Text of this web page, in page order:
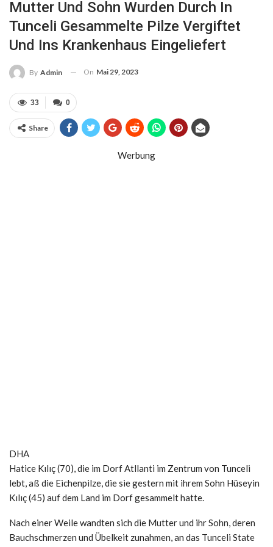
Mutter Und Sohn Wurden Durch In
Tunceli Gesammelte Pilze Vergiftet
Und Ins Krankenhaus Eingeliefert
By Admin On Mai 29, 2023
0
33
Share
Werbung
DHA
Hatice Kılıç (70), die im Dorf Atllanti im Zentrum von Tunceli
lebt, aß die Eichenpilze, die sie gestern mit ihrem Sohn Hüseyin
Kılıç (45) auf dem Land im Dorf gesammelt hatte.
Nach einer Weile wandten sich die Mutter und ihr Sohn, deren
Bauchschmerzen und Übelkeit zunahmen, an das Tunceli State